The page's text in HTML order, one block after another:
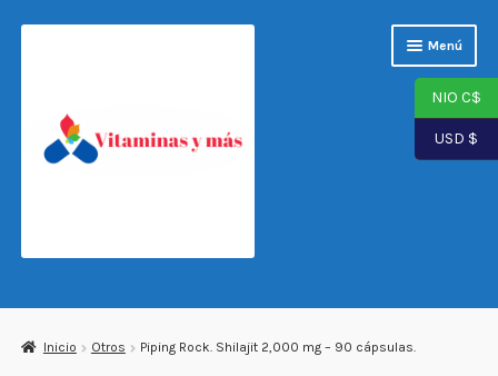
Menú
Inicio Otros Piping Rock. Shilajit 2,000 mg – 90 cápsulas.
NIO C$
USD $